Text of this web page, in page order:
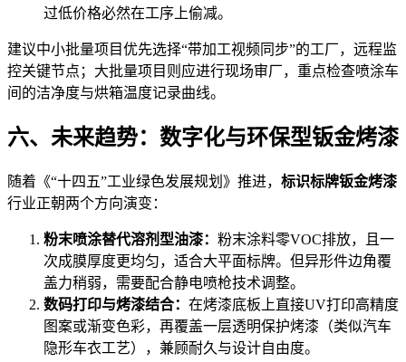
过低价格必然在工序上偷减。
建议中小批量项目优先选择“带加工视频同步”的工厂，远程监
控关键节点；大批量项目则应进行现场审厂，重点检查喷涂车
间的洁净度与烘箱温度记录曲线。
六、未来趋势：数字化与环保型钣金烤漆
随着《“十四五”工业绿色发展规划》推进， 标识标牌钣金烤漆
行业正朝两个方向演变：
粉末喷涂替代溶剂型油漆： 粉末涂料零VOC排放，且一
次成膜厚度更均匀，适合大平面标牌。但异形件边角覆
盖力稍弱，需要配合静电喷枪技术调整。
数码打印与烤漆结合： 在烤漆底板上直接UV打印高精度
图案或渐变色彩，再覆盖一层透明保护烤漆（类似汽车
隐形车衣工艺），兼顾耐久与设计自由度。